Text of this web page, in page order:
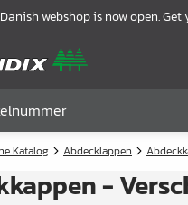
webshop is now open.
Katalog Abdecklappen
-